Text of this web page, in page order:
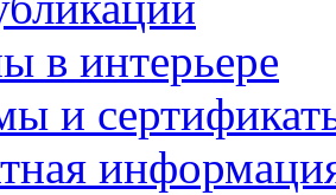
в интерьере
и